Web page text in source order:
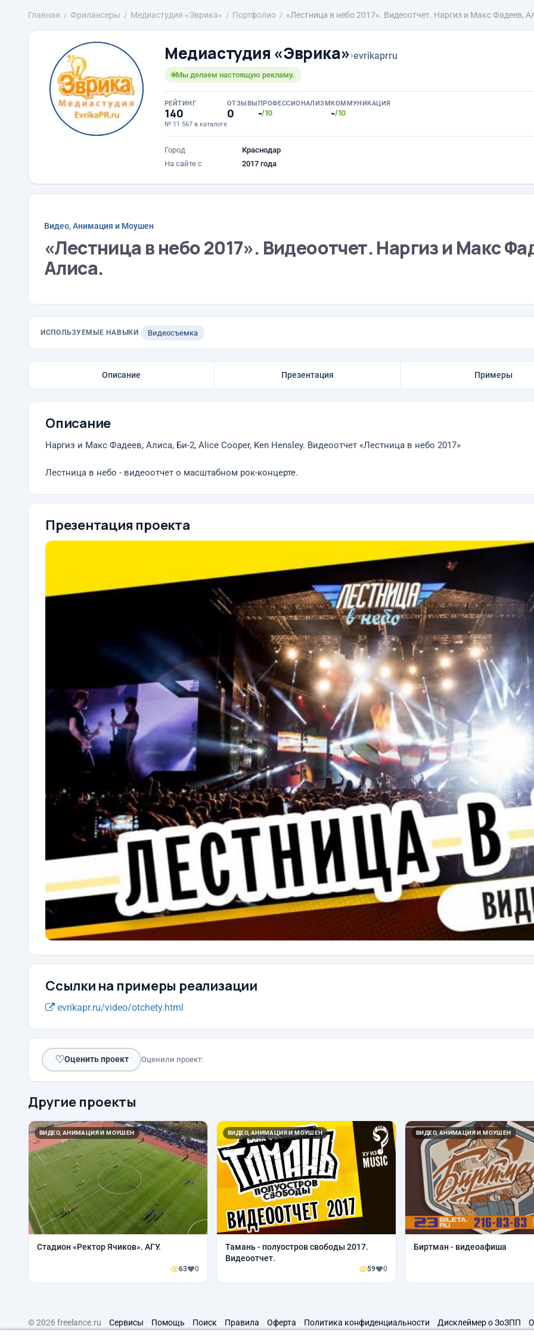
Главная Фрилансеры Медиастудия «Эврика» Портфолио «Лестница в небо 2017». Видеоотчет. Наргиз и Макс Фадеев,
Медиастудия «Эврика»›evrikaprru
Мы делаем настоящую рекламу.
РЕЙТИНГ
140
№ 11 567 в каталоге
ОТЗЫВЫ
0
ПРОФЕССИОНАЛИЗМ
-/10
КОММУНИКАЦИЯ
-/10
Город
Краснодар
На сайте с
2017 года
Видео, Анимация и Моушен
«Лестница в небо 2017». Видеоотчет. Наргиз и Макс
Алиса.
ИСПОЛЬЗУЕМЫЕ НАВЫКИ Видеосъемка
Описание Презентация Примеры
Описание
Наргиз и Макс Фадеев, Алиса, Би-2, Alice Cooper, Ken Hensley. Видеоотчет «Лестница в небо 2017»
Лестница в небо - видеоотчет о масштабном рок-концерте.
Презентация проекта
Ссылки на примеры реализации
evrikapr.ru/video/otchety.html
♡Оценить проект Оценили проект:
Другие проекты
ВИДЕО, АНИМАЦИЯ И МОУШЕН
Стадион «Ректор Ячиков». АГУ.
63 0
ВИДЕО, АНИМАЦИЯ И МОУШЕН
Тамань - полуостров свободы 2017.
Видеоотчет.
59 0
ВИДЕО, АНИМАЦИЯ И МОУШЕН
Биртман - видеоафиша
© 2026 freelance.ru Сервисы Помощь Поиск Правила Оферта Политика конфиденциальности Дисклеймер о ЗоЗПП